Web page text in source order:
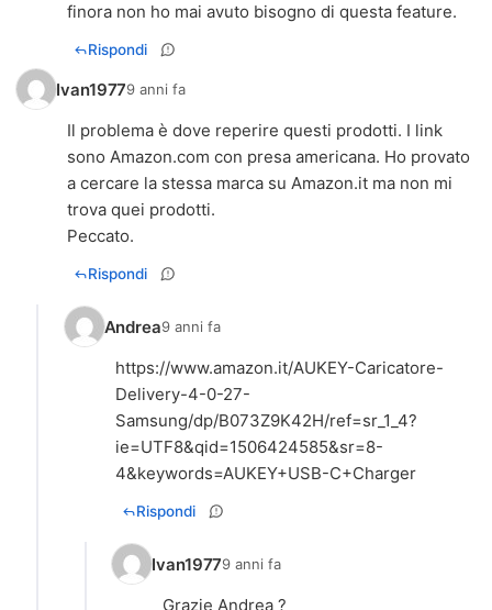
finora non ho mai avuto bisogno di questa feature.
Rispondi
Ivan19779 anni fa
Il problema è dove reperire questi prodotti. I link
sono Amazon.com con presa americana. Ho provato
a cercare la stessa marca su Amazon.it ma non mi
trova quei prodotti.
Peccato.
Rispondi
Andrea9 anni fa
https://www.amazon.it/AUKEY-Caricatore-
Delivery-4-0-27-
Samsung/dp/B073Z9K42H/ref=sr_1_4?
ie=UTF8&qid=1506424585&sr=8-
4&keywords=AUKEY+USB-C+Charger
Rispondi
Ivan19779 anni fa
Grazie Andrea ?